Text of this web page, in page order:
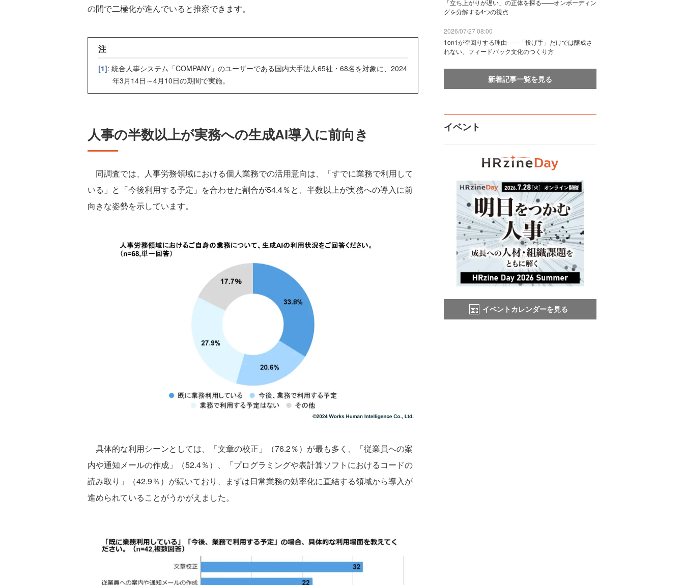
の間で二極化が進んでいると推察できます。
注
[1]: 統合人事システム「COMPANY」のユーザーである国内大手法人65社・68名を対象に、2024
年3月14日～4月10日の期間で実施。
人事の半数以上が実務への生成AI導入に前向き
同調査では、人事労務領域における個人業務での活用意向は、「すでに業務で利用して
いる」と「今後利用する予定」を合わせた割合が54.4％と、半数以上が実務への導入に前
向きな姿勢を示しています。
具体的な利用シーンとしては、「文章の校正」（76.2％）が最も多く、「従業員への案
内や通知メールの作成」（52.4％）、「プログラミングや表計算ソフトにおけるコードの
読み取り」（42.9％）が続いており、まずは日常業務の効率化に直結する領域から導入が
進められていることがうかがえました。
「立ち上がりが遅い」の正体を探る——オンボーディン
グを分解する4つの視点
2026/07/27 08:00
1on1が空回りする理由——「投げ手」だけでは醸成さ
れない、フィードバック文化のつくり方
新着記事一覧を見る
イベント
イベントカレンダーを見る